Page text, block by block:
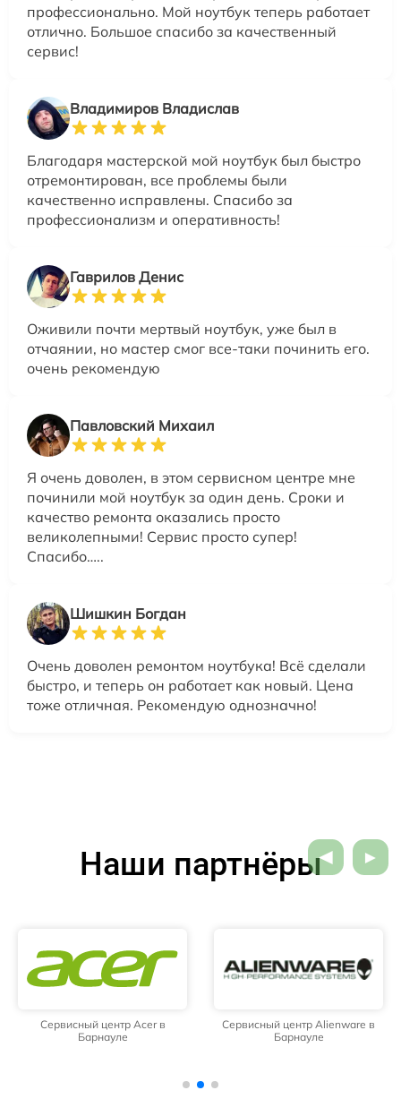
профессионально. Мой ноутбук теперь работает
отлично. Большое спасибо за качественный
сервис!
Владимиров Владислав
Благодаря мастерской мой ноутбук был быстро
отремонтирован, все проблемы были
качественно исправлены. Спасибо за
профессионализм и оперативность!
Гаврилов Денис
Оживили почти мертвый ноутбук, уже был в
отчаянии, но мастер смог все-таки починить его.
очень рекомендую
Павловский Михаил
Я очень доволен, в этом сервисном центре мне
починили мой ноутбук за один день. Сроки и
качество ремонта оказались просто
великолепными! Сервис просто супер!
Спасибо…..
Шишкин Богдан
Очень доволен ремонтом ноутбука! Всё сделали
быстро, и теперь он работает как новый. Цена
тоже отличная. Рекомендую однозначно!
Наши партнёры
Сервисный центр Acer в
Барнауле
Сервисный центр Alienware в
Барнауле